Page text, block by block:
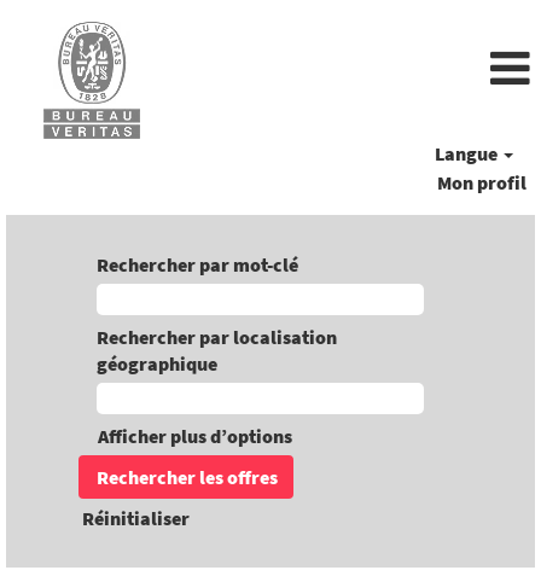
Langue
Mon profil
Rechercher par mot-clé
Rechercher par localisation
géographique
Afficher plus d’options
Réinitialiser